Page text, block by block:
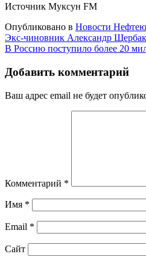
Источник Муксун FM
Опубликовано в Новости
Навигация
по
записям
Экс-чиновник Александр
В Россию поступило более 20
Добавить комментарий
Ваш адрес email не будет
Комментарий *
Имя *
Email *
Сайт